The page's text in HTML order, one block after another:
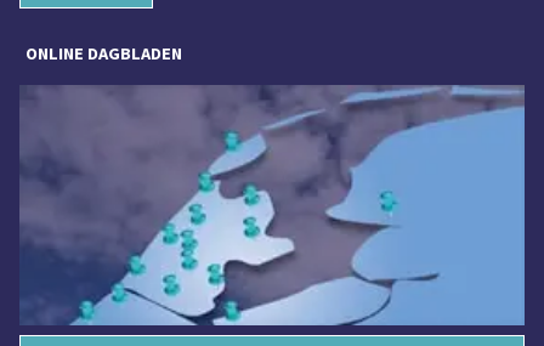
ONLINE DAGBLADEN